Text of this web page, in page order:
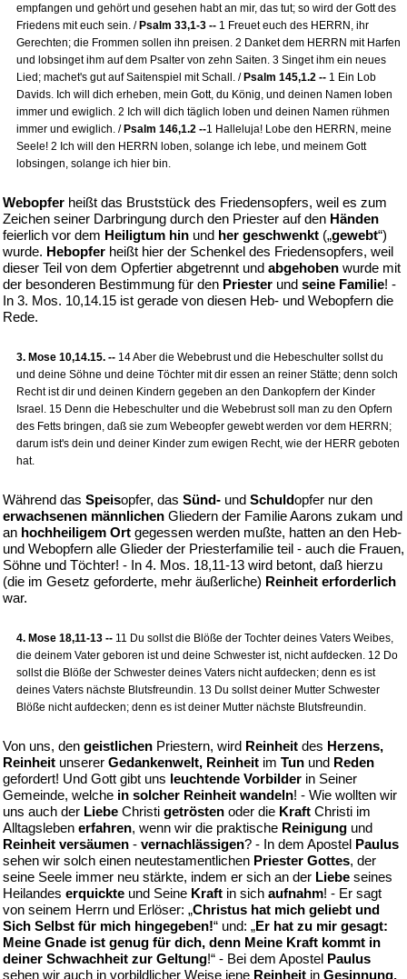
empfangen und gehört und gesehen habt an mir, das tut; so wird der Gott des
Friedens mit euch sein. / Psalm 33,1-3 -- 1 Freuet euch des HERRN, ihr
Gerechten; die Frommen sollen ihn preisen. 2 Danket dem HERRN mit Harfen
und lobsinget ihm auf dem Psalter von zehn Saiten. 3 Singet ihm ein neues
Lied; machet's gut auf Saitenspiel mit Schall. / Psalm 145,1.2 -- 1 Ein Lob
Davids. Ich will dich erheben, mein Gott, du König, und deinen Namen loben
immer und ewiglich. 2 Ich will dich täglich loben und deinen Namen rühmen
immer und ewiglich. / Psalm 146,1.2 --1 Halleluja! Lobe den HERRN, meine
Seele! 2 Ich will den HERRN loben, solange ich lebe, und meinem Gott
lobsingen, solange ich hier bin.
Webopfer heißt das Bruststück des Friedensopfers, weil es zum
Zeichen seiner Darbringung durch den Priester auf den Händen
feierlich vor dem Heiligtum hin und her geschwenkt („gewebt“)
wurde. Hebopfer heißt hier der Schenkel des Friedensopfers, weil
dieser Teil von dem Opfertier abgetrennt und abgehoben wurde mit
der besonderen Bestimmung für den Priester und seine Familie! -
In 3. Mos. 10,14.15 ist gerade von diesen Heb- und Webopfern die
Rede.
3. Mose 10,14.15. -- 14 Aber die Webebrust und die Hebeschulter sollst du
und deine Söhne und deine Töchter mit dir essen an reiner Stätte; denn solch
Recht ist dir und deinen Kindern gegeben an den Dankopfern der Kinder
Israel. 15 Denn die Hebeschulter und die Webebrust soll man zu den Opfern
des Fetts bringen, daß sie zum Webeopfer gewebt werden vor dem HERRN;
darum ist's dein und deiner Kinder zum ewigen Recht, wie der HERR geboten
hat.
Während das Speisopfer, das Sünd- und Schuldopfer nur den
erwachsenen männlichen Gliedern der Familie Aarons zukam und
an hochheiligem Ort gegessen werden mußte, hatten an den Heb-
und Webopfern alle Glieder der Priesterfamilie teil - auch die Frauen,
Söhne und Töchter! - In 4. Mos. 18,11-13 wird betont, daß hierzu
(die im Gesetz geforderte, mehr äußerliche) Reinheit erforderlich
war.
4. Mose 18,11-13 -- 11 Du sollst die Blöße der Tochter deines Vaters Weibes,
die deinem Vater geboren ist und deine Schwester ist, nicht aufdecken. 12 Do
sollst die Blöße der Schwester deines Vaters nicht aufdecken; denn es ist
deines Vaters nächste Blutsfreundin. 13 Du sollst deiner Mutter Schwester
Blöße nicht aufdecken; denn es ist deiner Mutter nächste Blutsfreundin.
Von uns, den geistlichen Priestern, wird Reinheit des Herzens,
Reinheit unserer Gedankenwelt, Reinheit im Tun und Reden
gefordert! Und Gott gibt uns leuchtende Vorbilder in Seiner
Gemeinde, welche in solcher Reinheit wandeln! - Wie wollten wir
uns auch der Liebe Christi getrösten oder die Kraft Christi im
Alltagsleben erfahren, wenn wir die praktische Reinigung und
Reinheit versäumen - vernachlässigen? - In dem Apostel Paulus
sehen wir solch einen neutestamentlichen Priester Gottes, der
seine Seele immer neu stärkte, indem er sich an der Liebe seines
Heilandes erquickte und Seine Kraft in sich aufnahm! - Er sagt
von seinem Herrn und Erlöser: „Christus hat mich geliebt und
Sich Selbst für mich hingegeben!“ und: „Er hat zu mir gesagt:
Meine Gnade ist genug für dich, denn Meine Kraft kommt in
deiner Schwachheit zur Geltung!“ - Bei dem Apostel Paulus
sehen wir auch in vorbildlicher Weise jene Reinheit in Gesinnung,